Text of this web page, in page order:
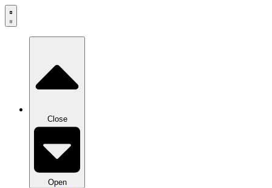
Zum
Inhalt
Close
Open